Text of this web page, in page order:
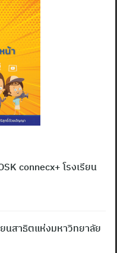
connecx+ โรงเรียน
นสาธิตแห่งมหาวิทยาลัย